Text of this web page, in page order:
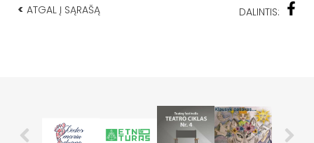
< ATGAL Į SĄRAŠĄ DALINTIS: